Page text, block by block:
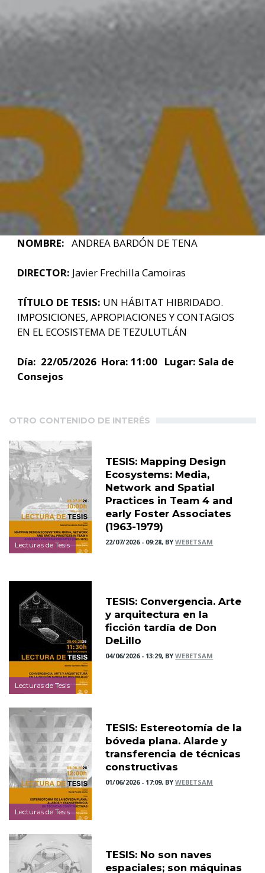
NOMBRE: ANDREA BARDÓN DE TENA
DIRECTOR: Javier Frechilla Camoiras
TÍTULO DE TESIS: UN HÁBITAT HIBRIDADO.
IMPOSICIONES, APROPIACIONES Y CONTAGIOS
EN EL ECOSISTEMA DE TEZULUTLÁN
Día: 22/05/2026 Hora: 11:00 Lugar: Sala de
Consejos
OTRO CONTENIDO DE INTERÉS
Lecturas de Tesis
TESIS: Mapping Design
Ecosystems: Media,
Network and Spatial
Practices in Team 4 and
early Foster Associates
(1963-1979)
22/07/2026 - 09:28, BYWEBETSAM
Lecturas de Tesis
TESIS: Convergencia. Arte
y arquitectura en la
ficción tardía de Don
DeLillo
04/06/2026 - 13:29, BYWEBETSAM
Lecturas de Tesis
TESIS: Estereotomía de la
bóveda plana. Alarde y
transferencia de técnicas
constructivas
01/06/2026 - 17:09, BYWEBETSAM
TESIS: No son naves
espaciales; son máquinas